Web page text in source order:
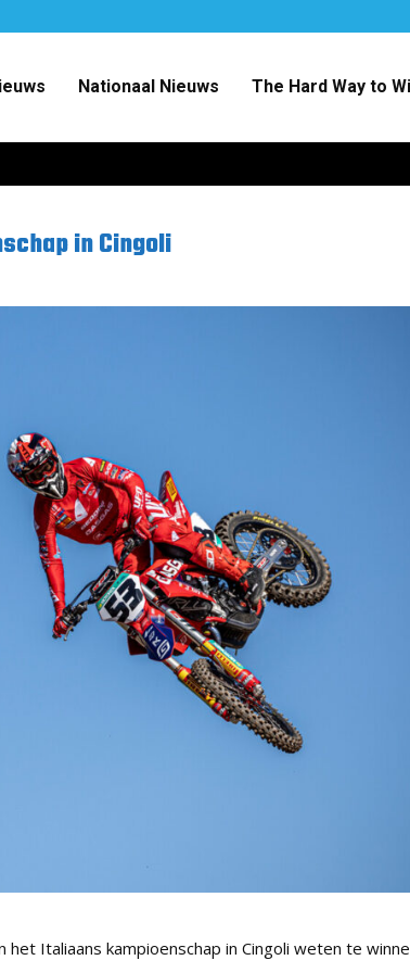
Nationaal Nieuws The Hard Way to
in Cingoli
Italiaans kampioenschap in Cingoli weten te